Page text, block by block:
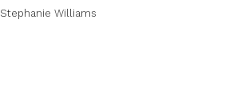
Stephanie Williams